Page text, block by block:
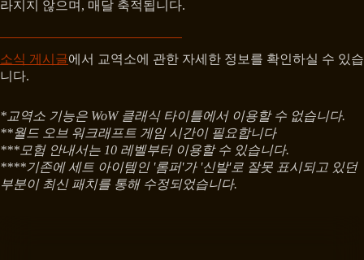
라지지 않으며, 매달 축적됩니다.
소식 게시글에서 교역소에 관한 자세한 정보를 확인하실 수 있습
니다.
*교역소 기능은 WoW 클래식 타이틀에서 이용할 수 없습니다.
**월드 오브 워크래프트 게임 시간이 필요합니다
***모험 안내서는 10 레벨부터 이용할 수 있습니다.
****기존에 세트 아이템인 '롬퍼'가 '신발'로 잘못 표시되고 있던
부분이 최신 패치를 통해 수정되었습니다.